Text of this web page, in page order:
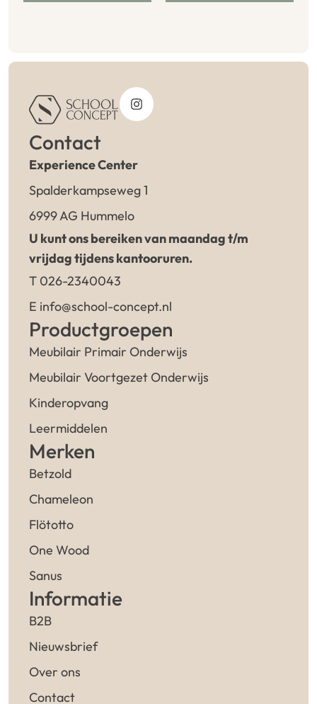
Contact
Experience Center
Spalderkampseweg 1
6999 AG Hummelo
U kunt ons bereiken van maandag t/m
vrijdag tijdens kantooruren.
T 026-2340043
E info@school-concept.nl
Productgroepen
Meubilair Primair Onderwijs
Meubilair Voortgezet Onderwijs
Kinderopvang
Leermiddelen
Merken
Betzold
Chameleon
Flötotto
One Wood
Sanus
Informatie
B2B
Nieuwsbrief
Over ons
Contact